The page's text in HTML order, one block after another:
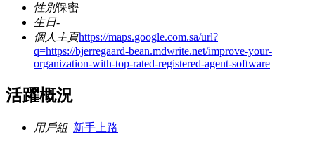
性別保密
生日-
個人主頁https://maps.google.com.sa/url?
q=https://bjerregaard-bean.mdwrite.net/improve-your-
organization-with-top-rated-registered-agent-software
活躍概況
用戶組 新手上路